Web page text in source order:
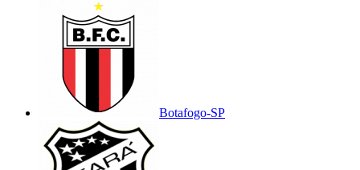
Botafogo-SP